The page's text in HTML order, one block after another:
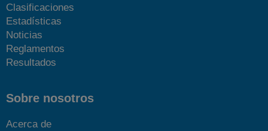
Clasificaciones
Estadísticas
Noticias
Reglamentos
Resultados
Sobre nosotros
Acerca de